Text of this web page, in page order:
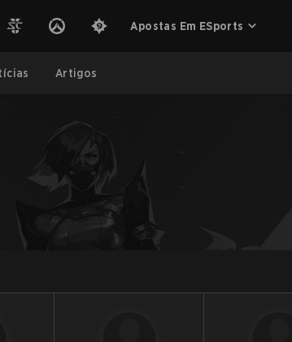
Apostas Em ESports
Artigos